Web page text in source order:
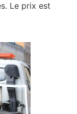
Le prix est